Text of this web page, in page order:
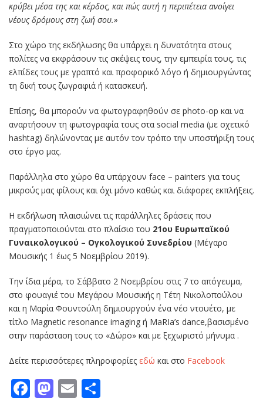
κρύβει μέσα της και κέρδος, και πώς αυτή η περιπέτεια ανοίγει
νέους δρόμους στη ζωή σου.»
Στο χώρο της εκδήλωσης θα υπάρχει η δυνατότητα στους
πολίτες να εκφράσουν τις σκέψεις τους, την εμπειρία τους, τις
ελπίδες τους με γραπτό και προφορικό λόγο ή δημιουργώντας
τη δική τους ζωγραφιά ή κατασκευή.
Επίσης, θα μπορούν να φωτογραφηθούν σε photo-op και να
αναρτήσουν τη φωτογραφία τους στα social media (με σχετικό
hashtag) δηλώνοντας με αυτόν τον τρόπο την υποστήριξη τους
στο έργο μας.
Παράλληλα στο χώρο θα υπάρχουν face – painters για τους
μικρούς μας φίλους και όχι μόνο καθώς και διάφορες εκπλήξεις.
Η εκδήλωση πλαισιώνει τις παράλληλες δράσεις που
πραγματοποιούνται στο πλαίσιο του 21ου Ευρωπαϊκού
Γυναικολογικού – Ογκολογικού Συνεδρίου (Μέγαρο
Μουσικής 1 έως 5 Νοεμβρίου 2019).
Την ίδια μέρα, το Σάββατο 2 Νοεμβρίου στις 7 το απόγευμα,
στο φουαγιέ του Μεγάρου Μουσικής η Τέτη Νικολοπούλου
και η Μαρία Φουντούλη δημιουργούν ένα νέο ντουέτο, με
τίτλο Magnetic resonance imaging ή MaRIa’s dance,βασισμένο
στην παράσταση τους το «Δώρο» και με ξεχωριστό μήνυμα .
Δείτε περισσότερες πληροφορίες εδώ και στο Facebook
Facebook
Mastodon
Email